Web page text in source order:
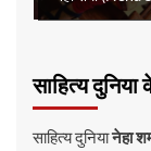
साहित्य दुनिया
साहित्य दुनियानेहा